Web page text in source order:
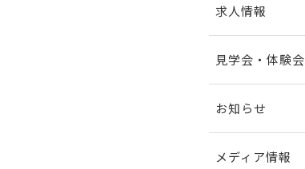
求人情報
見学会・体験会
お知らせ
メディア情報